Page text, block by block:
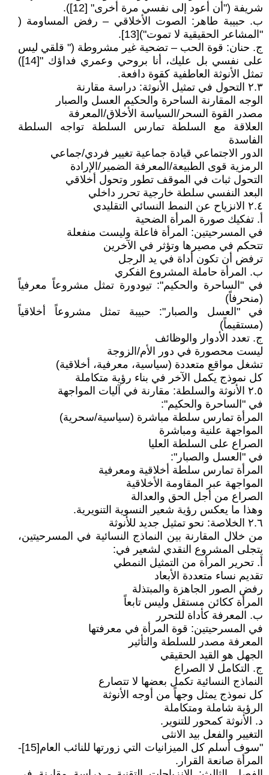
شريفة ("أن أعود إلى نفسي مرة أخرى" [12]).
ب. حبيبة طاهر: الصوت الأخلاقي – رفض المساومة (
"المشاعر الحقيقية لا تموت")[13].
ج. حنان: قوة الحب – تضحية غير مشروطة (" قلقي ليس
على نفسي بل عليك، أنا بروحي وعمري فداؤك "[14])
تمثل الأنوثة العاطفية كقوة دافعة.
٢.٣ التحول في تمثيل الأنوثة: دراسة مقارنة
الوجه المقارنة الساحرة والحكيم العسل والصبار
مصدر القوة السحر/السياسة الأخلاق/المعرفة
العلاقة مع السلطة تمارس السلطة تواجه السلطة
الفاسدة
الدور الاجتماعي قيادة جماعية تغيير فردي/جماعي
الرمزية قوى الطبيعة/المعرفة الضمير/الإرادة
التحول ثبات في الموقف تطور وتحول أخلاقي
البعد النفسي سلطة خارجية تحرر داخلي
٢.٤ الانزياح عن النمط النسائي التقليدي
أ. تفكيك صورة المرأة الضحية
في المسرحيتين: المرأة فاعلة وليست منفعلة
تتحكم في مصيرها وتؤثر في الآخرين
ترفض أن تكون أداة في يد الرجل
ب. المرأة حاملة المشروع الفكري
في "الساحرة والحكيم": تيودورة تمثل مشروعاً معرفياً
(منحرفاً)
في "العسل والصبار": حبيبة تمثل مشروعاً أخلاقياً
(مستقيماً)
ج. تعدد الأدوار والوظائف
ليست محصورة في دور الأم/الزوجة
تشغل مواقع متعددة (سياسية، معرفية، أخلاقية)
كل نموذج يكمل الآخر في بناء رؤية متكاملة
٢.٥ الأنوثة والسلطة: مقارنة في آليات المواجهة
في "الساحرة والحكيم":
المرأة تمارس سلطة مباشرة (سياسية/سحرية)
المواجهة علنية ومباشرة
الصراع على السلطة العليا
في "العسل والصبار":
المرأة تمارس سلطة أخلاقية ومعرفية
المواجهة عبر المقاومة الأخلاقية
الصراع من أجل الحق والعدالة
وهذا ما يعكس رؤية شعير النسوية التنويرية.
٢.٦ الخلاصة: نحو تمثيل جديد للأنوثة
من خلال المقارنة بين النماذج النسائية في المسرحيتين،
يتجلى المشروع النقدي لشعير في:
أ. تحرير المرأة من التمثيل النمطي
تقديم نساء متعددة الأبعاد
رفض الصور الجاهزة والمبتذلة
المرأة ككائن مستقل وليس تابعاً
ب. المعرفة كأداة للتحرر
في المسرحيتين: قوة المرأة في معرفتها
المعرفة مصدر للسلطة والتأثير
الجهل هو القيد الحقيقي
ج. التكامل لا الصراع
النماذج النسائية تكمل بعضها لا تتصارع
كل نموذج يمثل وجهاً من أوجه الأنوثة
الرؤية شاملة ومتكاملة
د. الأنوثة كمحور للتنوير.
التغيير والفعل بيد الانثى
"سوف أسلم كل الميزانيات التي زورتها للنائب العام[15]-
المرأة صانعة القرار.